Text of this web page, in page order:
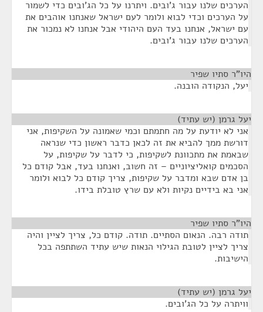
הערכים שלנו עבור ג'ובים. ויתרנו על כל הג'ובים כדי לשמור
על הערכים וכדי לבוא ולומר לעם ישראל שאנחנו אוהבים את
עם ישראל, אנחנו בעד העם היהודי אבל אנחנו לא נמכור את
הערכים שלנו עבור ג'ובים.
היו"ר סתיו שפיר
יעל, הנקודה הובנה.
יעל גרמן (יש עתיד)
אני לא יודעת על מה חתמתם וכמי שאמונה על השקיפות, אני
דורשת ממך להביא את זה לכאן כדבר ראשון כדי שנראה
שבאמת את מתכוונת לשקיפות, כי לדבר על שקיפות, על
הסכמים קואליציוניים – זה חשוב, ואנחנו בעד, אבל קודם כל
בן אדם שבא ומדבר על שקיפות, צריך קודם כל לבוא ולומר
אני בא בידיים נקיות ולא עם שרץ טובלת בידו.
היו"ר סתיו שפיר
תודה רבה. הנאום הסתיים. תודה. קודם כל, צריך לציין והיה
צריך לציין לטובת הגילוי הנאות שיש עתיד השתתפה בכל
הישיבות.
יעל גרמן (יש עתיד)
וויתרה על כל הג'ובים.